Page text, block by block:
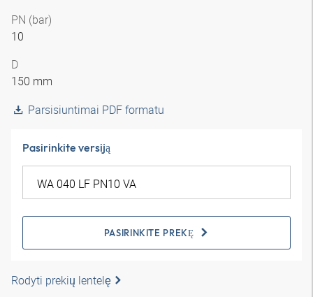
PN (bar)
10
D
150 mm
Parsisiuntimai PDF formatu
Pasirinkite versiją
PASIRINKITE PREKĘ
Rodyti prekių lentelę